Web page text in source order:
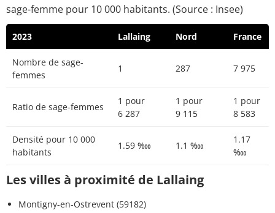
sage-femme pour 10 000 habitants. (Source : Insee)
2023 Lallaing Nord France
Nombre de sage-
femmes
1 287 7 975
Ratio de sage-femmes
1 pour
6 287
1 pour
9 115
1 pour
8 583
Densité pour 10 000
habitants
1.59 ‱ 1.1 ‱
1.17
‱
Les villes à proximité de Lallaing
Montigny-en-Ostrevent (59182)